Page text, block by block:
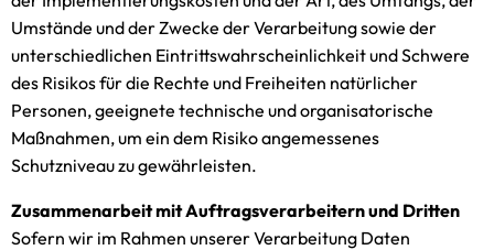
Umstände und der Zwecke der Verarbeitung sowie der
unterschiedlichen Eintrittswahrscheinlichkeit und Schwere
des Risikos für die Rechte und Freiheiten natürlicher
Personen, geeignete technische und organisatorische
Maßnahmen, um ein dem Risiko angemessenes
Schutzniveau zu gewährleisten.
Zusammenarbeit mit Auftragsverarbeitern und Dritten
Sofern wir im Rahmen unserer Verarbeitung Daten